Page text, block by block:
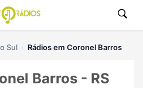
Sul Rádios em Coronel Barros
Barros - RS